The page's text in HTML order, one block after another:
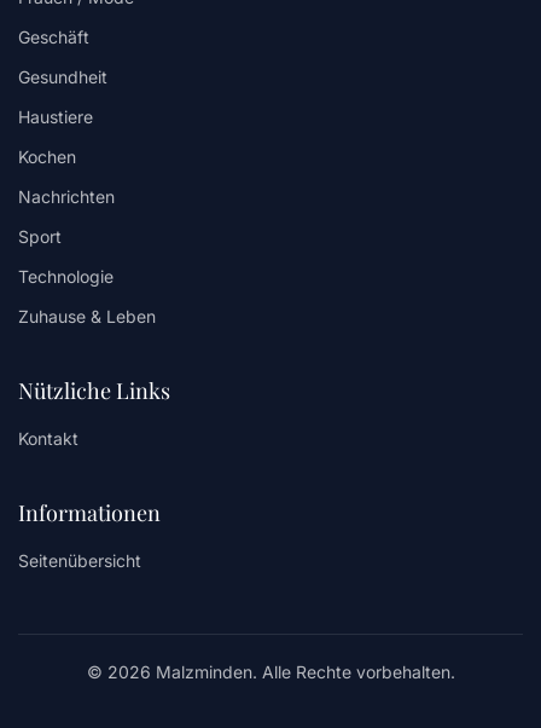
Geschäft
Gesundheit
Haustiere
Kochen
Nachrichten
Sport
Technologie
Zuhause & Leben
Nützliche Links
Kontakt
Informationen
Seitenübersicht
© 2026 Malzminden. Alle Rechte vorbehalten.